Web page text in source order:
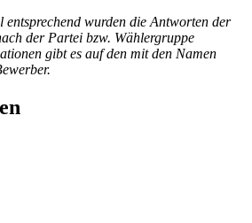
entsprechend wurden die Antworten der
der Partei bzw. Wählergruppe
gibt es auf den mit den Namen